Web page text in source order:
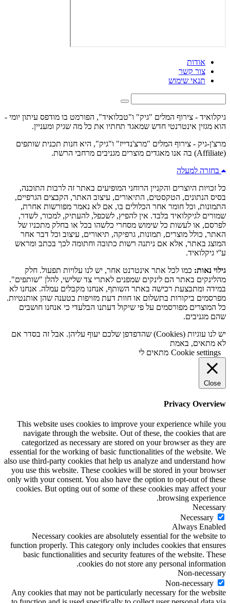
אודות
צור קשר
תנאי שימוש
גיקלואיד - צירוף המלים "גיק" ו"טבלואיד", הפורמט בו מודפס עיתון יומי -
הוא מגזין אינטרנטי חדש שמאגד תחתיו את כל מה שגיק ומעניין.
מרצ'ן-גיק - צירוף המלים "מרצ'נדייז" ו"גיק", היא חנות תכנית שותפים
(Affiliate) בה אנו מאגדים מוצרים מגניבים מרחבי הרשת.
בחזרה למעלה
כל זכויות היוצרים והקניין הרוחני המופיעים באתר זה לרבות התוכנה,
בסיס הנתונים, הטקסטים, התיאורים, עיצוב האתר, הקבצים הגרפיים,
התמונות, וכל חומר אחר הכלולים בו, אם לא נאמר מפורשות אחרת,
שמורים לגיקלואיד בלבד. אין להפיץ, לשכפל, להעתיק, למכור, לשדר,
לפרסם, או לעשות כל שימוש מסחרי כלשהו בכל או בחלק מתכניו של
האתר, כולל מוצרים, תמונות, גרפיקה, תיאורים, עיצוב וכל דבר אחר
המוצג באתר, אלא אם ניתנה רשות כתובה וחתומה לכך בכתב ומראש
ע''י גיקלואיד.
גילוי נאות: כמו לכל אתר אינטרנט אחר, יש לנו עלויות תפעול. חלק
מהלינקים באתר הם לינקים שמפנים לאתרי צד שלישי, להלן "שותפים".
במידה ומתבצעת רכישה באתר השותף, אנחנו מקבלים עמלה. אנחנו לא
מפרסמים ביקורות בתשלום או חוות דעת מזויפות בטענה שהן אותנטיות.
כל המוצרים מפורסמים על פי שיקול דעתנו הבלעדי כי אנחנו חושבים
שהם מגניבים.
יש לנו עוגיות (Cookies) שהדפדפן שלכם יעוף עליהן. אבל זה בסדר אם
לא מתאים, באמת
Cookie settings מתאים לי
Close
Privacy Overview
This website uses cookies to improve your experience while you
navigate through the website. Out of these, the cookies that are
categorized as necessary are stored on your browser as they are
essential for the working of basic functionalities of the website. We
also use third-party cookies that help us analyze and understand how
you use this website. These cookies will be stored in your browser
only with your consent. You also have the option to opt-out of these
cookies. But opting out of some of these cookies may affect your
browsing experience.
Necessary
Necessary
Always Enabled
Necessary cookies are absolutely essential for the website to
function properly. This category only includes cookies that ensures
basic functionalities and security features of the website. These
cookies do not store any personal information.
Non-necessary
Non-necessary
Any cookies that may not be particularly necessary for the website